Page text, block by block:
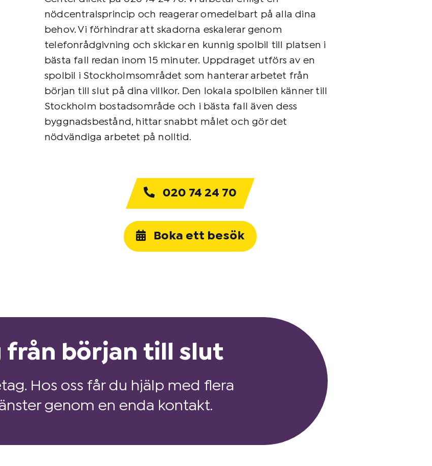
nödcentralsprincip och reagerar omedelbart på alla dina
behov. Vi förhindrar att skadorna eskalerar genom
telefonrådgivning och skickar en kunnig spolbil till platsen i
bästa fall redan inom 15 minuter. Uppdraget utförs av en
spolbil i Stockholmsområdet som hanterar arbetet från
början till slut på dina villkor. Den lokala spolbilen känner till
Stockholm bostadsområde och i bästa fall även dess
byggnadsbestånd, hittar snabbt målet och gör det
nödvändiga arbetet på nolltid.
020 74 24 70
Boka ett besök
från början till slut
Hos oss får du hjälp med flera
genom en enda kontakt.